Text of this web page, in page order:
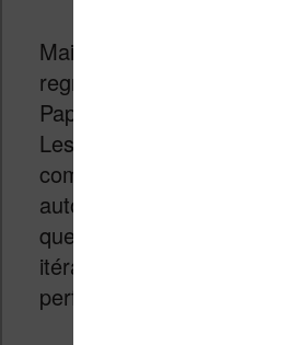
Mais, comme toujours
regroupées sous la
Paper, le prix devrait
Les précédents modèles
commercialisés avec un
autour des 700€, il n’y a
que cela change avec ces
itérations dotées d’un
performant.